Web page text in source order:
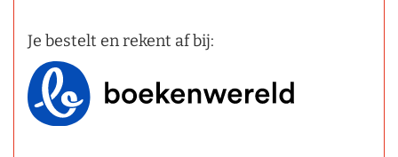
Je bestelt en rekent af bij: